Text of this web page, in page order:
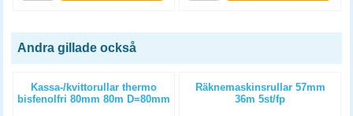
Andra gillade också
Kassa-/kvittorullar thermo
bisfenolfri 80mm 80m D=80mm
Räknemaskinsrullar 57mm
36m 5st/fp